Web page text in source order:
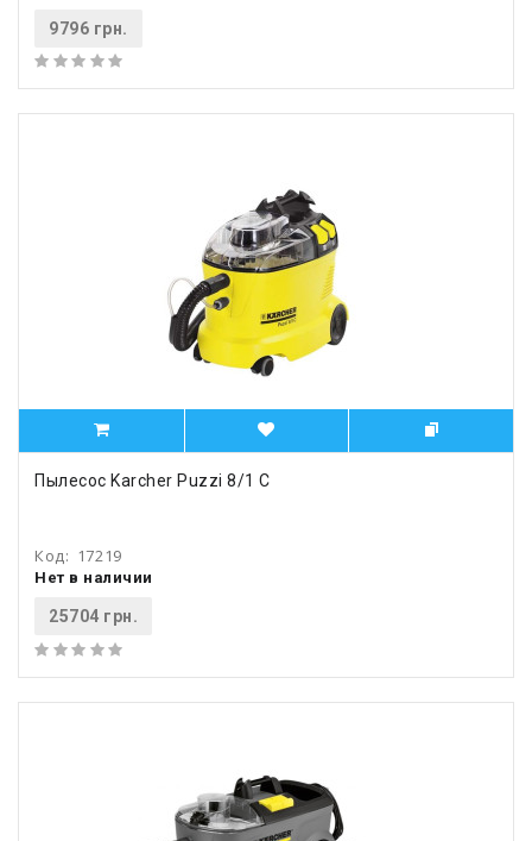
9796 грн.
Пылесос Karcher Puzzi 8/1 C
Код: 17219
Нет в наличии
25704 грн.